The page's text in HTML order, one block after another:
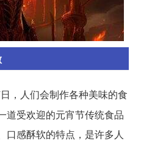
，人们会制作各种美味的食
道受欢迎的元宵节传统食品
口感酥软的特点，是许多人